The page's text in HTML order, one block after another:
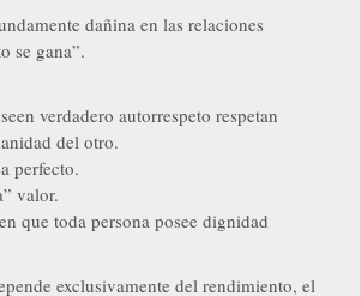
dañina en las relaciones
se gana”.
verdadero autorrespeto respetan
del otro.
perfecto.
valor.
que toda persona posee dignidad
exclusivamente del rendimiento, el